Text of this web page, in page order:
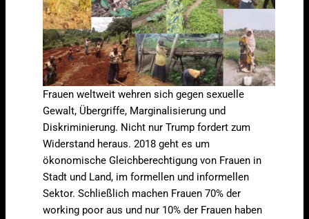
Frauen weltweit wehren sich gegen sexuelle
Gewalt, Übergriffe, Marginalisierung und
Diskriminierung. Nicht nur Trump fordert zum
Widerstand heraus. 2018 geht es um
ökonomische Gleichberechtigung von Frauen in
Stadt und Land, im formellen und informellen
Sektor. Schließlich machen Frauen 70% der
working poor aus und nur 10% der Frauen haben